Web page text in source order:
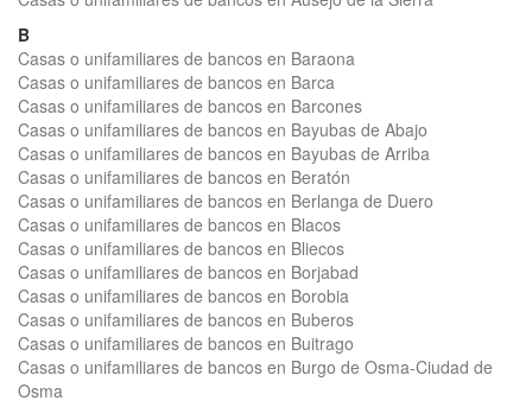
B
Casas o unifamiliares de bancos en Baraona
Casas o unifamiliares de bancos en Barca
Casas o unifamiliares de bancos en Barcones
Casas o unifamiliares de bancos en Bayubas de Abajo
Casas o unifamiliares de bancos en Bayubas de Arriba
Casas o unifamiliares de bancos en Beratón
Casas o unifamiliares de bancos en Berlanga de Duero
Casas o unifamiliares de bancos en Blacos
Casas o unifamiliares de bancos en Bliecos
Casas o unifamiliares de bancos en Borjabad
Casas o unifamiliares de bancos en Borobia
Casas o unifamiliares de bancos en Buberos
Casas o unifamiliares de bancos en Buitrago
Casas o unifamiliares de bancos en Burgo de Osma-Ciudad de
Osma